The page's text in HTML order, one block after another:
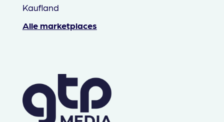
Kaufland
Alle marketplaces